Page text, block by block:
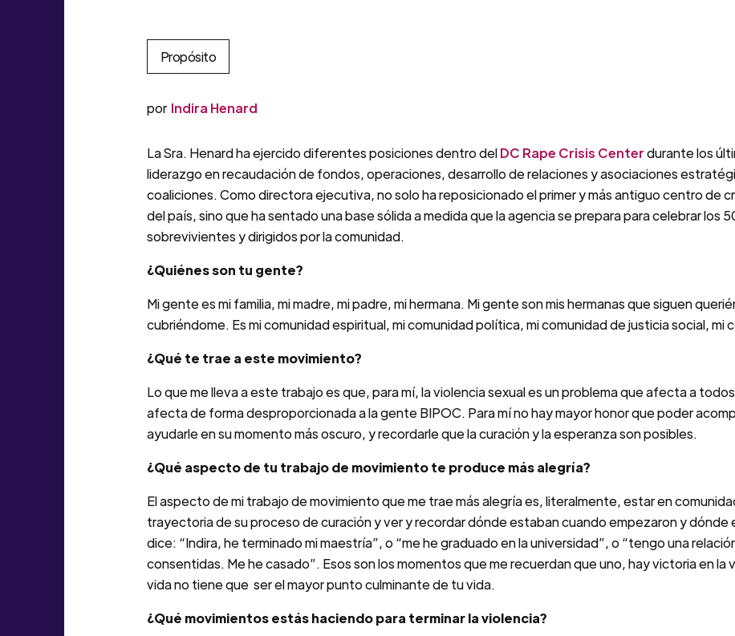
Propósito
por Indira Henard
La Sra. Henard ha ejercido diferentes posiciones dentro delDC Rape Crisis Centerdurante los
liderazgo en recaudación de fondos, operaciones, desarrollo de relaciones y asociaciones
coaliciones. Como directora ejecutiva, no solo ha reposicionado el primer y más antiguo centro de
del país, sino que ha sentado una base sólida a medida que la agencia se prepara para celebrar los
sobrevivientes y dirigidos por la comunidad.
¿Quiénes son tu gente?
Mi gente es mi familia, mi madre, mi padre, mi hermana. Mi gente son mis hermanas que siguen
cubriéndome. Es mi comunidad espiritual, mi comunidad política, mi comunidad de justicia social, mi
¿Qué te trae a este movimiento?
Lo que me lleva a este trabajo es que, para mí, la violencia sexual es un problema que afecta a
afecta de forma desproporcionada a la gente BIPOC. Para mí no hay mayor honor que poder
ayudarle en su momento más oscuro, y recordarle que la curación y la esperanza son posibles.
¿Qué aspecto de tu trabajo de movimiento te produce más alegría?
El aspecto de mi trabajo de movimiento que me trae más alegría es, literalmente, estar en
trayectoria de su proceso de curación y ver y recordar dónde estaban cuando empezaron y dónde
dice: “Indira, he terminado mi maestría”, o “me he graduado en la universidad”, o “tengo una
consentidas. Me he casado”. Esos son los momentos que me recuerdan que uno, hay victoria en
vida no tiene que ser el mayor punto culminante de tu vida.
¿Qué movimientos estás haciendo para terminar la violencia?